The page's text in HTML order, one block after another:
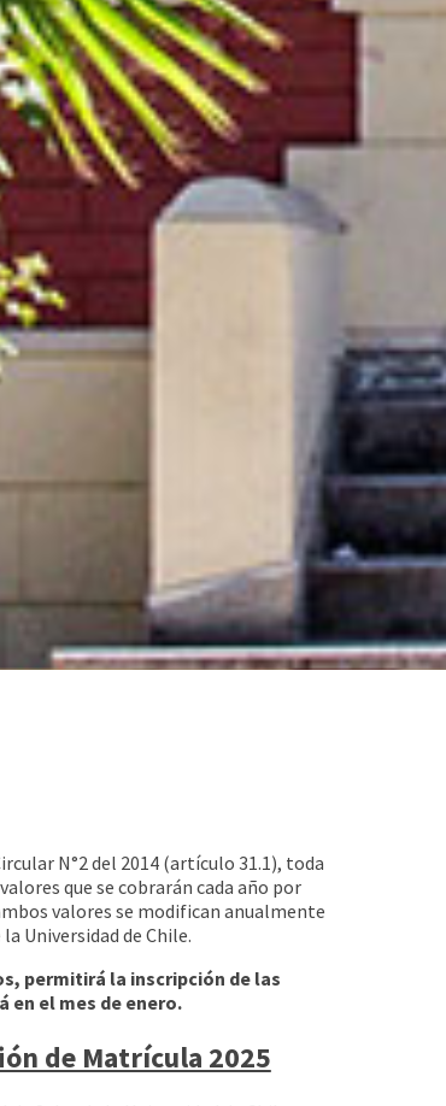
N°2 del 2014 (artículo 31.1), toda
que se cobrarán cada año por
valores se modifican anualmente
Universidad de Chile.
permitirá la inscripción de las
en el mes de enero.
de Matrícula 2025